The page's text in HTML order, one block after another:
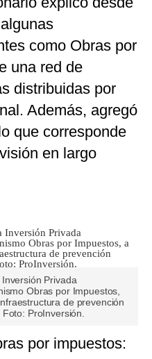
como Obras por
una red de
distribuidas por
Además, agregó
que corresponde
en largo
Privada
Obras por Impuestos,
de prevención
ProInversión.
por impuestos: